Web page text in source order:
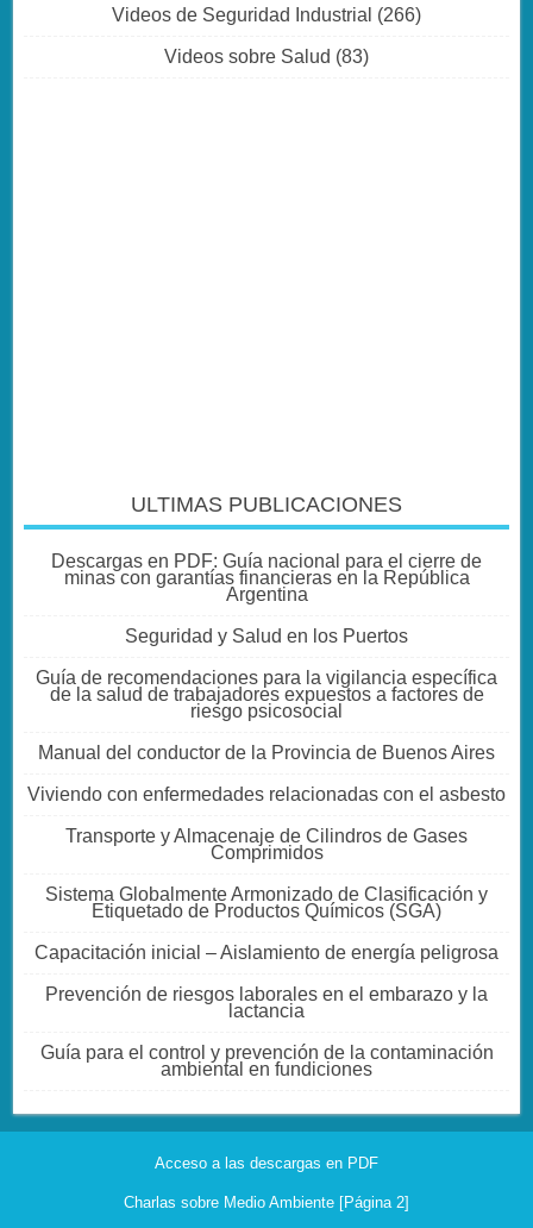
Videos de Seguridad Industrial (266)
Videos sobre Salud (83)
ULTIMAS PUBLICACIONES
Descargas en PDF: Guía nacional para el cierre de
minas con garantías financieras en la República
Argentina
Seguridad y Salud en los Puertos
Guía de recomendaciones para la vigilancia específica
de la salud de trabajadores expuestos a factores de
riesgo psicosocial
Manual del conductor de la Provincia de Buenos Aires
Viviendo con enfermedades relacionadas con el asbesto
Transporte y Almacenaje de Cilindros de Gases
Comprimidos
Sistema Globalmente Armonizado de Clasificación y
Etiquetado de Productos Químicos (SGA)
Capacitación inicial – Aislamiento de energía peligrosa
Prevención de riesgos laborales en el embarazo y la
lactancia
Guía para el control y prevención de la contaminación
ambiental en fundiciones
Acceso a las descargas en PDF
Charlas sobre Medio Ambiente [Página 2]